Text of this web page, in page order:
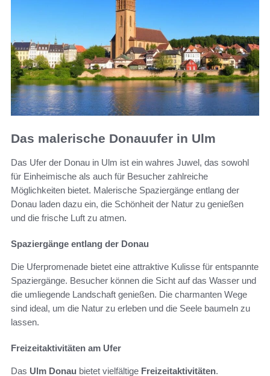
Das malerische Donauufer in Ulm
Das Ufer der Donau in Ulm ist ein wahres Juwel, das sowohl
für Einheimische als auch für Besucher zahlreiche
Möglichkeiten bietet. Malerische Spaziergänge entlang der
Donau laden dazu ein, die Schönheit der Natur zu genießen
und die frische Luft zu atmen.
Spaziergänge entlang der Donau
Die Uferpromenade bietet eine attraktive Kulisse für entspannte
Spaziergänge. Besucher können die Sicht auf das Wasser und
die umliegende Landschaft genießen. Die charmanten Wege
sind ideal, um die Natur zu erleben und die Seele baumeln zu
lassen.
Freizeitaktivitäten am Ufer
Das Ulm Donau bietet vielfältige Freizeitaktivitäten.